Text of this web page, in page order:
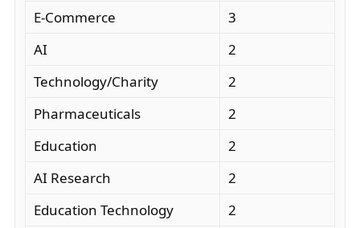
E-Commerce
3
AI
2
Technology/Charity
2
Pharmaceuticals
2
Education
2
AI Research
2
Education Technology
2